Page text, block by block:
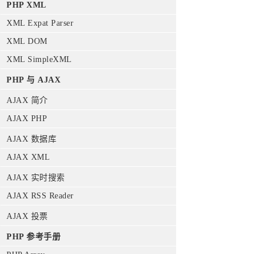
PHP XML
XML Expat Parser
XML DOM
XML SimpleXML
PHP 与 AJAX
AJAX 简介
AJAX PHP
AJAX 数据库
AJAX XML
AJAX 实时搜索
AJAX RSS Reader
AJAX 投票
PHP 参考手册